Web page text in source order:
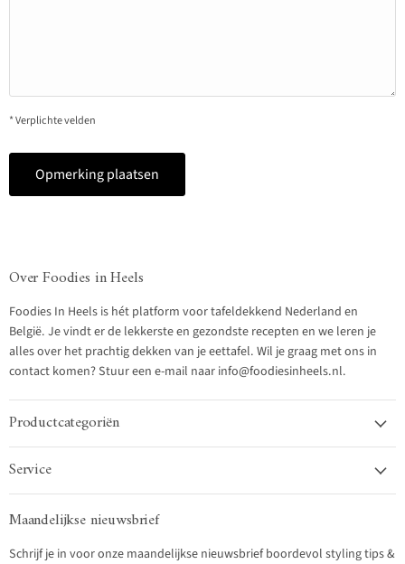
* Verplichte velden
Opmerking plaatsen
Over Foodies in Heels
Foodies In Heels is hét platform voor tafeldekkend Nederland en
België. Je vindt er de lekkerste en gezondste recepten en we leren je
alles over het prachtig dekken van je eettafel. Wil je graag met ons in
contact komen? Stuur een e-mail naar info@foodiesinheels.nl.
Productcategoriën
Service
Maandelijkse nieuwsbrief
Schrijf je in voor onze maandelijkse nieuwsbrief boordevol styling tips &